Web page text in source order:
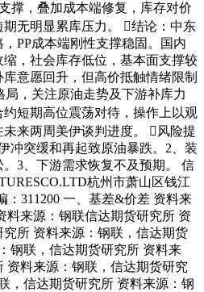
撑，叠加成本端修复，库存对价
无明显累库压力。 结论：中东
PP成本端刚性支撑稳固。国内
，社会库存低位，基本面支撑较
意愿回升，但高价抵触情绪限制
局，关注原油走势及下游补库力
约短期高位震荡对待，操作上以观
来两周美伊谈判进度。 风险提
冲突缓和再起致原油暴跌。2、装
3、下游需求恢复不及预期。 信
杭州市萧山区钱江
：311200 一、基差&价差 资料来
料来源：钢联信达期货研究所 资
所 资料来源：钢联，信达期货
钢联，信达期货研究所 资料来
资料来源：钢联，信达期货研究
，信达期货研究所 资料来源：钢